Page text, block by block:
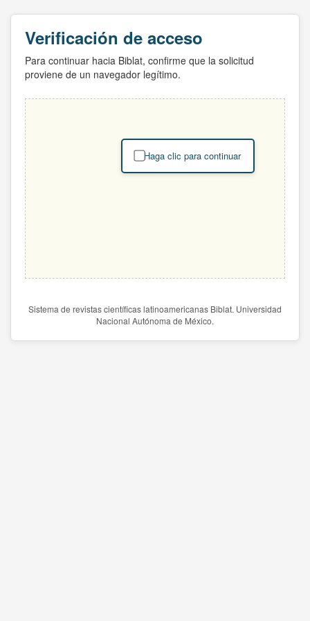
Verificación de acceso
Para continuar hacia Biblat, confirme que la solicitud
proviene de un navegador legítimo.
Haga clic para continuar
Sistema de revistas científicas latinoamericanas Biblat. Universidad
Nacional Autónoma de México.